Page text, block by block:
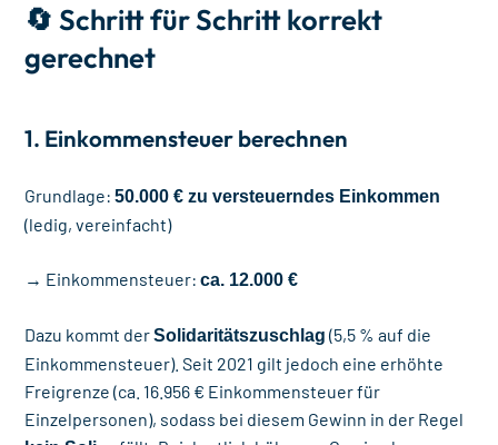
🔄 Schritt für Schritt korrekt
gerechnet
1. Einkommensteuer berechnen
Grundlage:50.000 € zu versteuerndes Einkommen
(ledig, vereinfacht)
→ Einkommensteuer:ca. 12.000 €
Dazu kommt derSolidaritätszuschlag (5,5 % auf die
Einkommensteuer). Seit 2021 gilt jedoch eine erhöhte
Freigrenze (ca. 16.956 € Einkommensteuer für
Einzelpersonen), sodass bei diesem Gewinn in der Regel